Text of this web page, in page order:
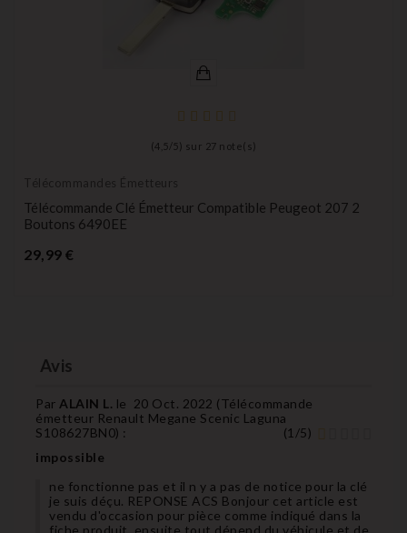
(4,5 / 5) sur 27 note(s)
Télécommandes Émetteurs
Télécommande Clé Émetteur Compatible Peugeot 207 2
Boutons 6490EE
29,99 €
Avis
Par ALAIN L. le 20 Oct. 2022 (Télécommande
émetteur Renault Megane Scenic Laguna
S108627BN0) : (1 /5)
impossible
ne fonctionne pas et il n y a pas de notice pour la clé
je suis déçu. REPONSE ACS Bonjour cet article est
vendu d'occasion pour pièce comme indiqué dans la
fiche produit, ensuite tout dépend du véhicule et de